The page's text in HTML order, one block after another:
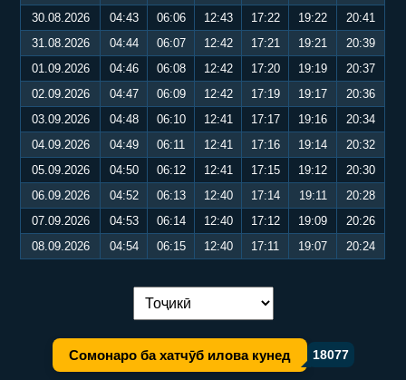
30.08.2026
04:43 06:06 12:43 17:22 19:22
20:41
31.08.2026
04:44 06:07 12:42 17:21 19:21
20:39
01.09.2026
04:46 06:08 12:42 17:20 19:19
20:37
02.09.2026
04:47 06:09 12:42 17:19 19:17
20:36
03.09.2026
04:48 06:10 12:41 17:17 19:16
20:34
04.09.2026
04:49 06:11 12:41 17:16 19:14
20:32
05.09.2026
04:50 06:12 12:41 17:15 19:12
20:30
06.09.2026
04:52 06:13 12:40 17:14 19:11
20:28
07.09.2026
04:53 06:14 12:40 17:12 19:09
20:26
08.09.2026
04:54 06:15 12:40 17:11 19:07 20:24
Иваз кардани забон:
Сомонаро ба хатчӯб илова кунед 18077